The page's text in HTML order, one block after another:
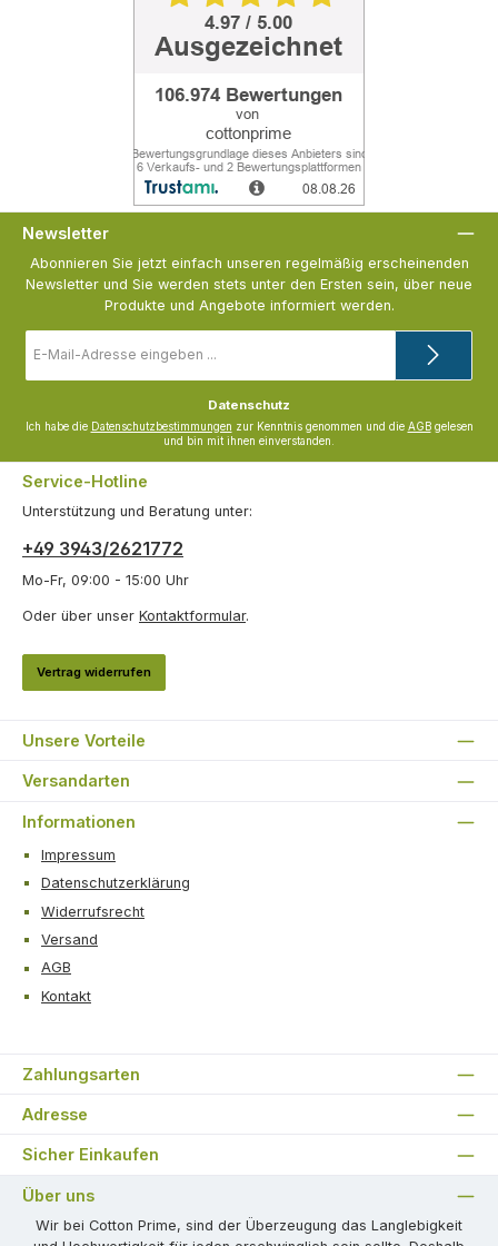
Newsletter
Abonnieren Sie jetzt einfach unseren regelmäßig erscheinenden
Newsletter und Sie werden stets unter den Ersten sein, über neue
Produkte und Angebote informiert werden.
Mail-
Datenschutz
Ich habe die Datenschutzbestimmungen zur Kenntnis genommen und die AGBgelesen
und bin mit ihnen einverstanden.
Service-Hotline
Unterstützung und Beratung unter:
+49 3943/2621772
Mo-Fr, 09:00 - 15:00 Uhr
Oder über unser Kontaktformular.
Vertrag widerrufen
Unsere Vorteile
Versandarten
Informationen
Impressum
Datenschutzerklärung
Widerrufsrecht
Versand
AGB
Kontakt
Zahlungsarten
Adresse
Sicher Einkaufen
Über uns
Wir bei Cotton Prime, sind der Überzeugung das Langlebigkeit